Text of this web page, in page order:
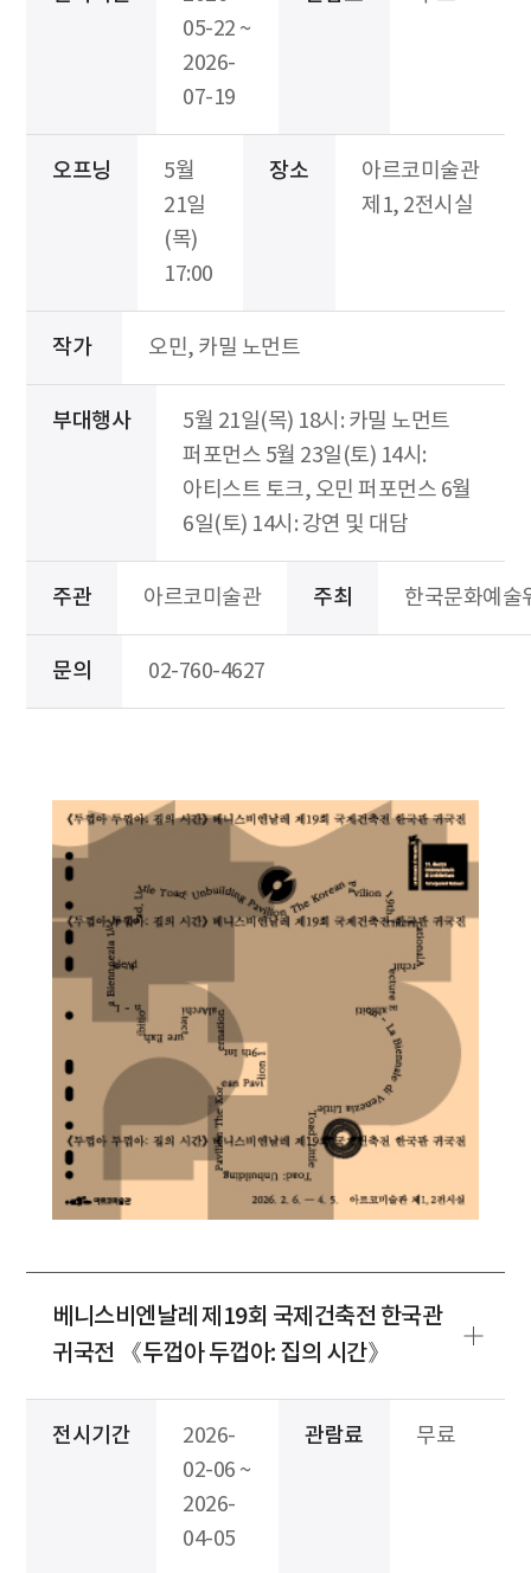
05-22 ~
2026-
07-19
오프닝
5월
21일
(목)
17:00
장소
아르코미술관
제1, 2전시실
작가 오민, 카밀 노먼트
부대행사
5월 21일(목) 18시: 카밀 노먼트
퍼포먼스 5월 23일(토) 14시:
아티스트 토크, 오민 퍼포먼스 6월
6일(토) 14시: 강연 및 대담
주관 아르코미술관 주최 한국문화예술
문의 02-760-4627
베니스비엔날레 제19회 국제건축전 한국관
귀국전 《두껍아 두껍아: 집의 시간》
전시기간
2026-
02-06 ~
2026-
04-05
관람료 무료